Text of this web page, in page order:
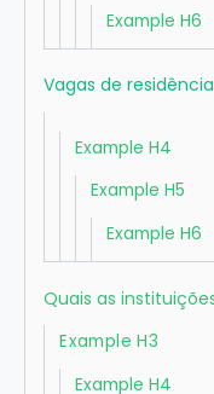
Example H6
Vagas de
Example H4
Example H5
Example H6
Quais as
Example H3
Example H4